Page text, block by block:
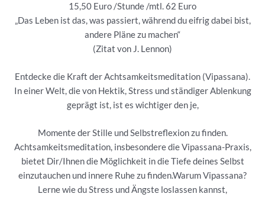
15,50 Euro /Stunde /mtl. 62 Euro
„Das Leben ist das, was passiert, während du eifrig dabei bist,
andere Pläne zu machen“
(Zitat von J. Lennon)
Entdecke die Kraft der Achtsamkeitsmeditation (Vipassana).
In einer Welt, die von Hektik, Stress und ständiger Ablenkung
geprägt ist, ist es wichtiger den je,
Momente der Stille und Selbstreflexion zu finden.
Achtsamkeitsmeditation, insbesondere die Vipassana-Praxis,
bietet Dir/Ihnen die Möglichkeit in die Tiefe deines Selbst
einzutauchen und innere Ruhe zu finden.Warum Vipassana?
Lerne wie du Stress und Ängste loslassen kannst,